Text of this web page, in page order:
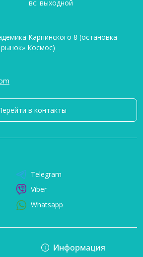
вс: выходной
Карпинского 8 (остановка
Космос)
в контакты
Информация
Telegram
Viber
Whatsapp